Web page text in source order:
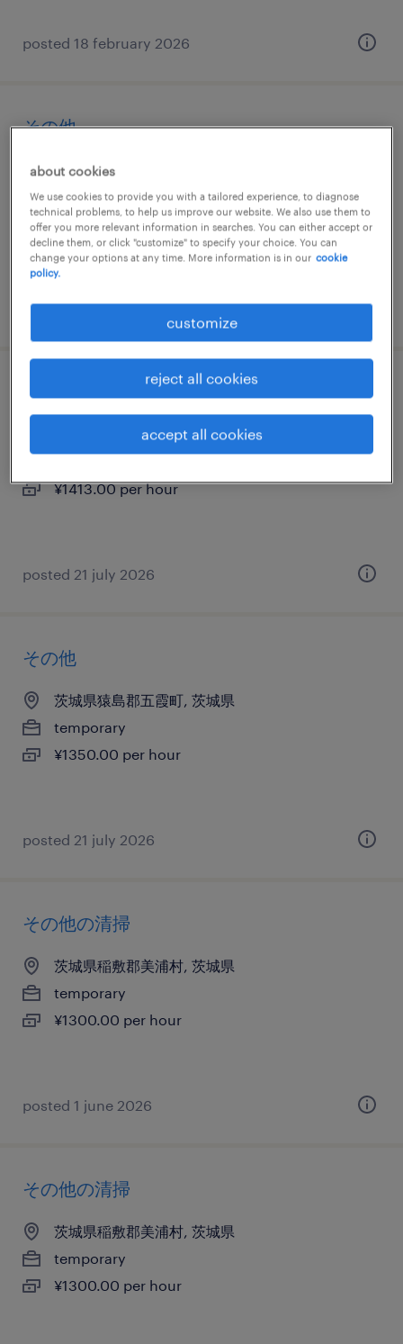
posted 18 february 2026
その他
茨城県東茨城郡茨城町, 茨城県
temporary
¥1166.00 per hour
posted 14 july 2026
その他
茨城県つくば市, 茨城県
¥1413.00 per hour
posted 21 july 2026
その他
茨城県猿島郡五霞町, 茨城県
temporary
¥1350.00 per hour
posted 21 july 2026
その他の清掃
茨城県稲敷郡美浦村, 茨城県
temporary
¥1300.00 per hour
posted 1 june 2026
その他の清掃
茨城県稲敷郡美浦村, 茨城県
temporary
¥1300.00 per hour
about cookies
We use cookies to provide you with a tailored experience, to diagnose
technical problems, to help us improve our website. We also use them to
offer you more relevant information in searches. You can either accept or
decline them, or click "customize" to specify your choice. You can
change your options at any time. More information is in our cookie
policy.
customize
reject all cookies
accept all cookies